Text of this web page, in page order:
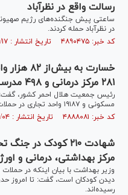
رسالت واقع در نظرآباد
ساعتی پیش جنگنده‌های رژیم
در نظرآباد حمله کردند.
کد خبر: ۴۸۹۰۴۷۵ تاریخ انتشار : ۱۴۰۵/۰۱/۱۷
خسارت به
۲۸۱ مرکز درمانی و ۴۹۸ مدرسه آسیب دیدند
مسکونی و ۱۹۱۸۷ واحد تجاری در حملات دشمن آسیب جدی دیده است.
کد خبر: ۴۸۸۸۰۸۱ تاریخ انتشار : ۱۴۰۵/۰۱/۰۴
مرکز بهداشتی، درمانی و
وزیر بهداشت با بیان اینکه در
رسیده‌اند.